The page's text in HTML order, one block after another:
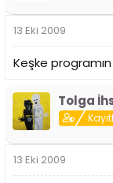
13 Eki 2009
Keşke
Tolga
13 Eki 2009